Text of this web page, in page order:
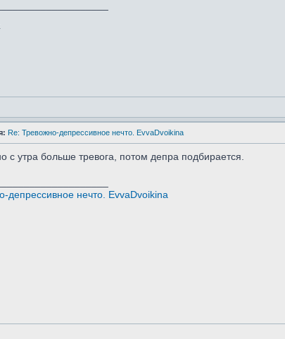
Re: Тревожно-депрессивное нечто. EvvaDvoikina
с утра больше тревога, потом депра подбирается.
депрессивное нечто. EvvaDvoikina